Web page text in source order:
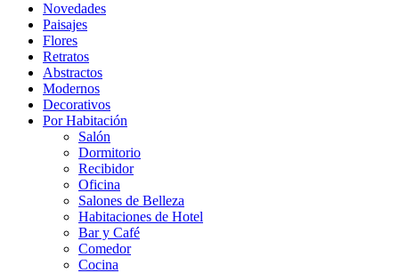
Novedades
Paisajes
Flores
Retratos
Abstractos
Modernos
Decorativos
Por Habitación
Salón
Dormitorio
Recibidor
Oficina
Salones de Belleza
Habitaciones de Hotel
Bar y Café
Comedor
Cocina